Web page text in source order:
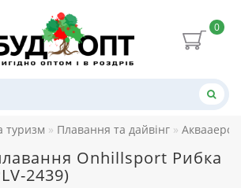
0
туризм Плавання та дайвінг
Onhillsport Рибка
2439)